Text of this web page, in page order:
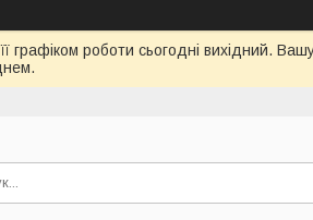
графіком роботи сьогодні вихідний.